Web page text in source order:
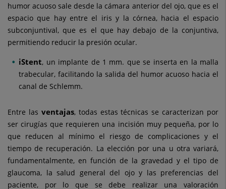
humor acuoso sale desde la cámara anterior del ojo, que es el
espacio que hay entre el iris y la córnea, hacia el espacio
subconjuntival, que es el que hay debajo de la conjuntiva,
permitiendo reducir la presión ocular.
iStent, un implante de 1 mm. que se inserta en la malla
trabecular, facilitando la salida del humor acuoso hacia el
canal de Schlemm.
Entre las ventajas, todas estas técnicas se caracterizan por
ser cirugías que requieren una incisión muy pequeña, por lo
que reducen al mínimo el riesgo de complicaciones y el
tiempo de recuperación. La elección por una u otra variará,
fundamentalmente, en función de la gravedad y el tipo de
glaucoma, la salud general del ojo y las preferencias del
paciente, por lo que se debe realizar una valoración